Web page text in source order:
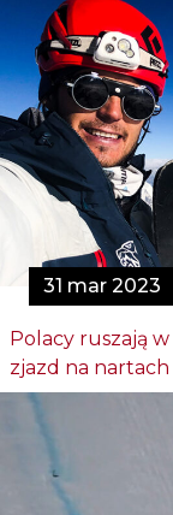
31 mar 2023
Polacy ruszają
zjazd na